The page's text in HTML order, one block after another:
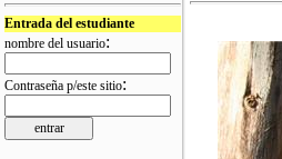
Entrada del estudiante
nombre del usuario:
Contraseña p/este sitio: